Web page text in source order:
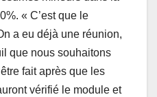
« C’est que le
a eu déjà une réunion,
que nous souhaitons
fait après que les
vérifié le module et